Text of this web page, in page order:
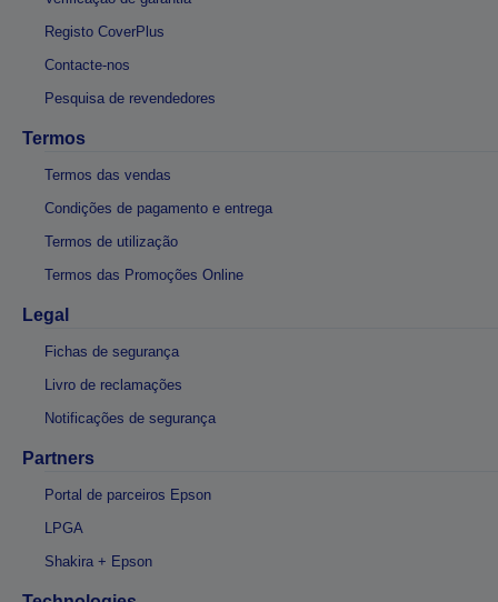
Registo CoverPlus
Contacte-nos
Pesquisa de revendedores
Termos
Termos das vendas
Condições de pagamento e entrega
Termos de utilização
Termos das Promoções Online
Legal
Fichas de segurança
Livro de reclamações
Notificações de segurança
Partners
Portal de parceiros Epson
LPGA
Shakira + Epson